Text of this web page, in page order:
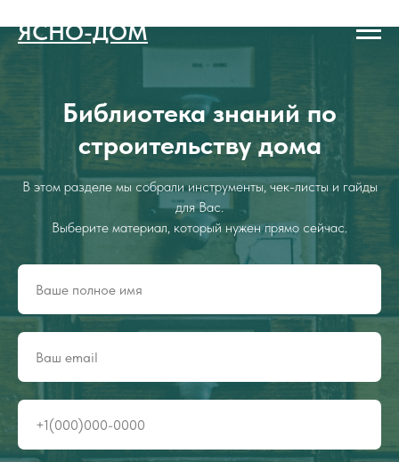
ЯСНО-ДОМ
Библиотека знаний по
строительству дома
В этом разделе мы собрали инструменты, чек-листы и гайды
для Вас.
Выберите материал, который нужен прямо сейчас.